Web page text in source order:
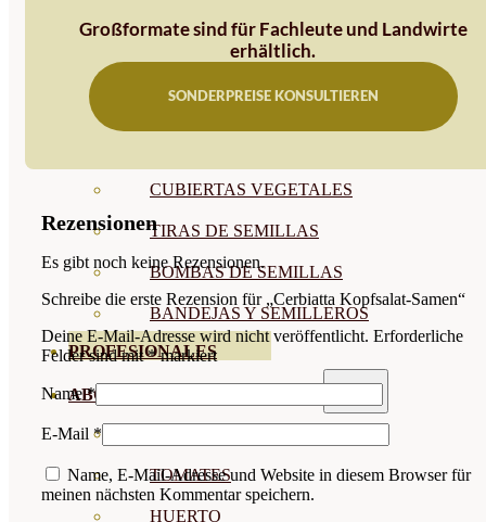
SEMILLAS BRASICAS
SEMILLAS RAÍZ
SEMILLAS LEGUMINOSAS
CUBIERTAS VEGETALES
TIRAS DE SEMILLAS
BOMBAS DE SEMILLAS
BANDEJAS Y SEMILLEROS
PROFESIONALES
ABONOS POR CULTIVO
TOMATES
HUERTO
Großformate sind für Fachleute und Landwirte
erhältlich.
SONDERPREISE KONSULTIEREN
Rezensionen
Es gibt noch keine Rezensionen.
Schreibe die erste Rezension für „Cerbiatta Kopfsalat-Samen“
Deine E-Mail-Adresse wird nicht veröffentlicht. Erforderliche
Felder sind mit*markiert
Name*
E-Mail *
Name, E-Mail-Adresse und Website in diesem Browser für
meinen nächsten Kommentar speichern.